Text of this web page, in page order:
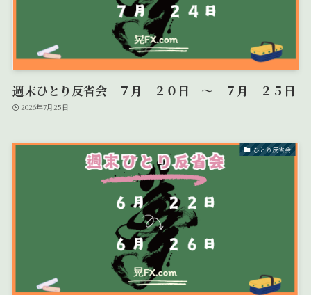
週末ひとり反省会 ７月 ２０日 ～ ７月 ２５日
2026年7月25日
ひとり反省会